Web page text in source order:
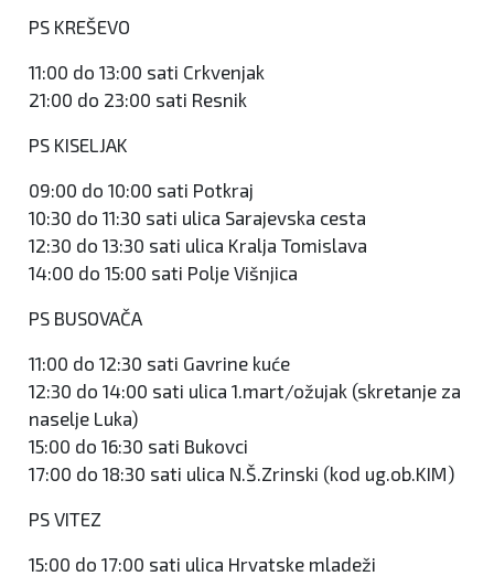
PS KREŠEVO
11:00 do 13:00 sati Crkvenjak
21:00 do 23:00 sati Resnik
PS KISELJAK
09:00 do 10:00 sati Potkraj
10:30 do 11:30 sati ulica Sarajevska cesta
12:30 do 13:30 sati ulica Kralja Tomislava
14:00 do 15:00 sati Polje Višnjica
PS BUSOVAČA
11:00 do 12:30 sati Gavrine kuće
12:30 do 14:00 sati ulica 1.mart/ožujak (skretanje za
naselje Luka)
15:00 do 16:30 sati Bukovci
17:00 do 18:30 sati ulica N.Š.Zrinski (kod ug.ob.KIM)
PS VITEZ
15:00 do 17:00 sati ulica Hrvatske mladeži